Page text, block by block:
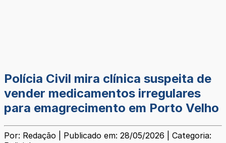
Polícia Civil mira clínica suspeita de
vender medicamentos irregulares
para emagrecimento em Porto Velho
Por: Redação | Publicado em: 28/05/2026 | Categoria: